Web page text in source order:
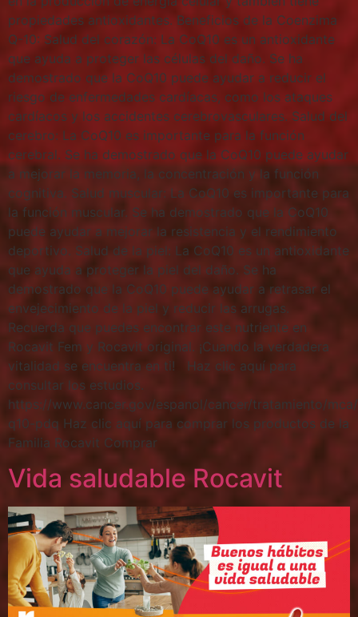
propiedades antioxidantes. Beneficios de la Coenzima
Q-10: Salud del corazón: La CoQ10 es un antioxidante
que ayuda a proteger las células del daño. Se ha
demostrado que la CoQ10 puede ayudar a reducir el
riesgo de enfermedades cardíacas, como los ataques
cardíacos y los accidentes cerebrovasculares. Salud del
cerebro: La CoQ10 es importante para la función
cerebral. Se ha demostrado que la CoQ10 puede ayudar
a mejorar la memoria, la concentración y la función
cognitiva. Salud muscular: La CoQ10 es importante para
la función muscular. Se ha demostrado que la CoQ10
puede ayudar a mejorar la resistencia y el rendimiento
deportivo. Salud de la piel: La CoQ10 es un antioxidante
que ayuda a proteger la piel del daño. Se ha
demostrado que la CoQ10 puede ayudar a retrasar el
envejecimiento de la piel y reducir las arrugas.
Recuerda que puedes encontrar este nutriente en
Rocavit Fem y Rocavit original. ¡Cuando la verdadera
vitalidad se encuentra en ti! Haz clic aquí para
consultar los estudios.
https://www.cancer.gov/espanol/cancer/tratamiento/
q10-pdq Haz clic aquí para comprar los productos de la
Familia Rocavit Comprar
Vida saludable Rocavit